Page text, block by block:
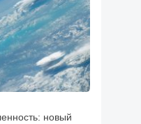
новый